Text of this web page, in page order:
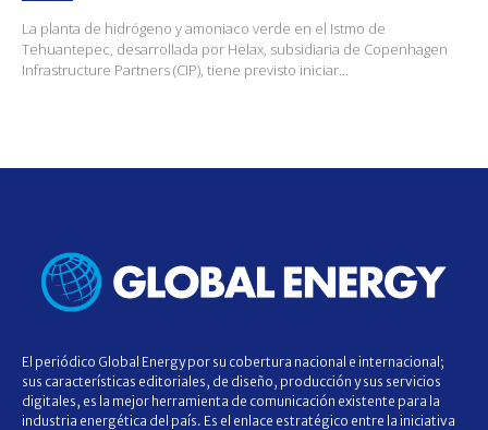
La planta de hidrógeno y amoniaco verde en el Istmo de
Tehuantepec, desarrollada por Helax, subsidiaria de Copenhagen
Infrastructure Partners (CIP), tiene previsto iniciar...
El periódico Global Energy por su cobertura nacional e internacional;
sus características editoriales, de diseño, producción y sus servicios
digitales, es la mejor herramienta de comunicación existente para la
industria energética del país. Es el enlace estratégico entre la iniciativa